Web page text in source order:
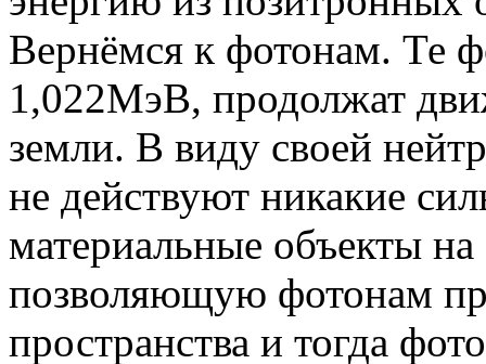
Вернёмся к фотонам. Те
1,022МэВ, продолжат
земли. В виду своей
не действуют никакие
материальные объекты
позволяющую фотонам
пространства и тогда